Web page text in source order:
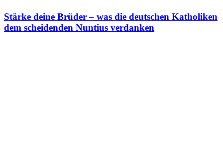
Stärke deine Brüder – was die deutschen Katholiken
dem scheidenden Nuntius verdanken